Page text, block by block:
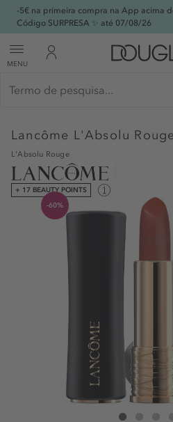
-5€ na primeira compra na App acima
Código SURPRESA ✨ até 07/08/26
MENU
Lancôme L'Absolu
L'Absolu Rouge
+ 17 BEAUTY POINTS
-60%
Lancôme